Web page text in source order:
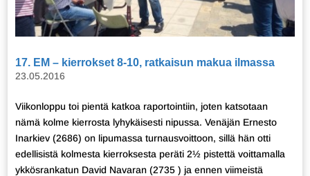
17. EM – kierrokset 8-10, ratkaisun makua ilmassa
23.05.2016
Viikonloppu toi pientä katkoa raportointiin, joten katsotaan
nämä kolme kierrosta lyhykäisesti nipussa. Venäjän Ernesto
Inarkiev (2686) on lipumassa turnausvoittoon, sillä hän otti
edellisistä kolmesta kierroksesta peräti 2½ pistettä voittamalla
ykkösrankatun David Navaran (2735 ) ja ennen viimeistä